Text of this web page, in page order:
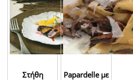
Στήθη
Papardelle με